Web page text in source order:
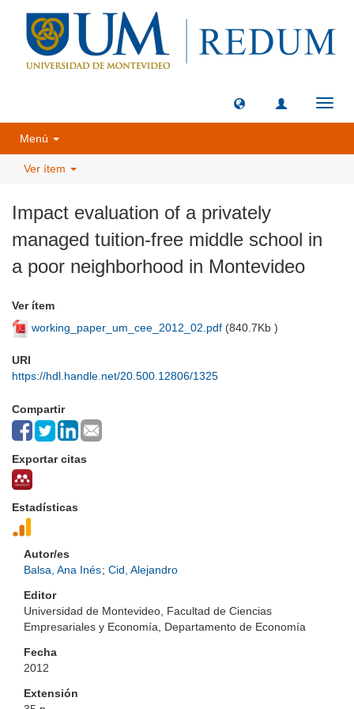
Menú
Ver ítem
Impact evaluation of a privately
managed tuition-free middle school in
a poor neighborhood in Montevideo
Ver ítem
working_paper_um_cee_2012_02.pdf (840.7Kb )
URI
https://hdl.handle.net/20.500.12806/1325
Compartir
Exportar citas
Estadísticas
Autor/es
Balsa, Ana Inés; Cid, Alejandro
Editor
Universidad de Montevideo, Facultad de Ciencias
Empresariales y Economía, Departamento de Economía
Fecha
2012
Extensión